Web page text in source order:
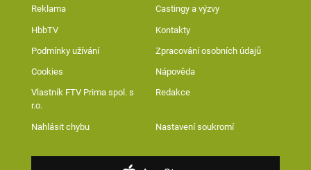
Reklama Castingy a výzvy
HbbTV Kontakty
Podmínky užívání Zpracování osobních údajů
Cookies Nápověda
Vlastník FTV Prima spol. s
r.o.
Redakce
Nahlásit chybu Nastavení soukromí